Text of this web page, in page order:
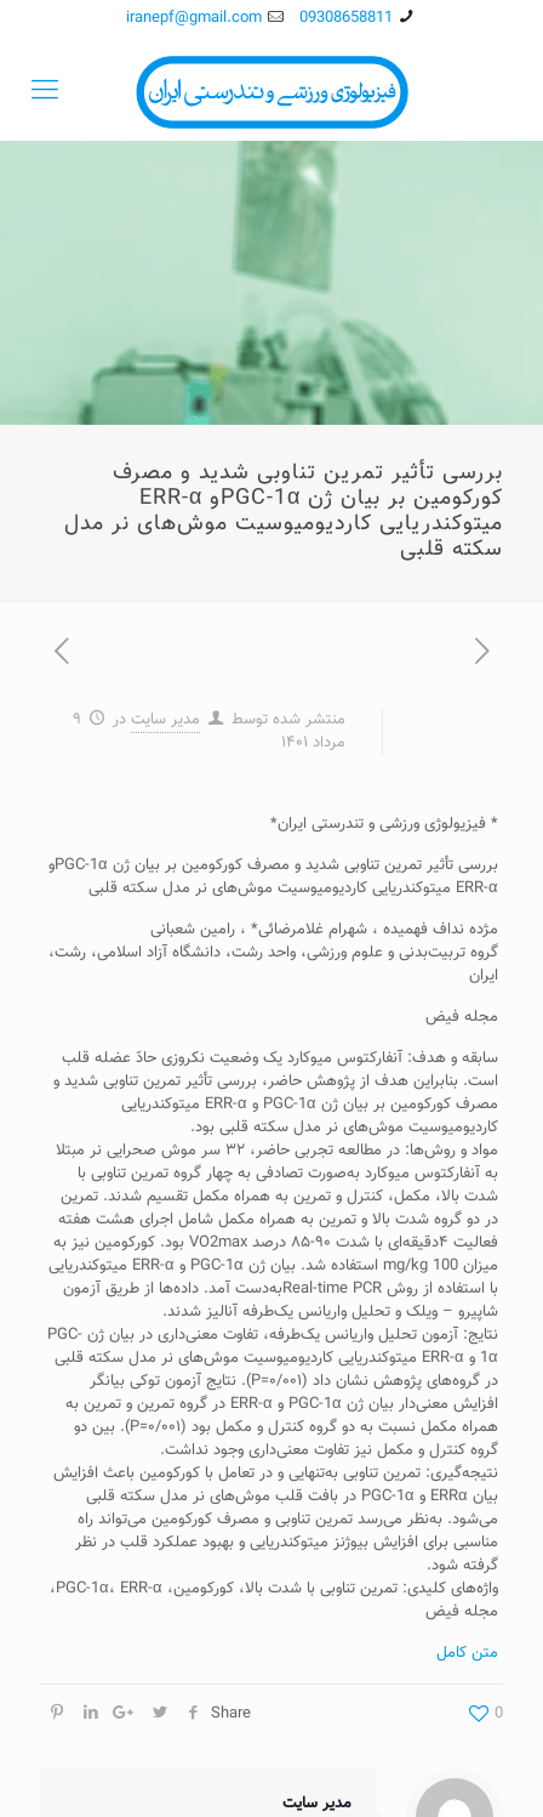
09308658811
iranepf@gmail.com
بررسی تأثیر تمرین تناوبی شدید و مصرف
کورکومین بر بیان ژن PGC-1αو ERR-α
میتوکندریایی کاردیومیوسیت‌ موش‌های نر مدل
سکته قلبی
منتشر شده توسط مدیر سایت در
۹
مرداد ۱۴۰۱
* فیزیولوژی ورزشی و تندرستی ایران*
بررسی تأثیر تمرین تناوبی شدید و مصرف کورکومین بر بیان ژن PGC-1αو
ERR-α میتوکندریایی کاردیومیوسیت‌ موش‌های نر مدل سکته قلبی
مژده نداف فهمیده ، شهرام غلامرضائی* ، رامین شعبانی
گروه تربیت‌بدنی و علوم ورزشی، واحد رشت، دانشگاه آزاد اسلامی، رشت،
ایران
مجله فیض
سابقه و هدف: آنفارکتوس میوکارد یک وضعیت نکروزی حادّ عضله قلب
است. بنابراین هدف از پژوهش حاضر، بررسی تأثیر تمرین تناوبی شدید و
مصرف کورکومین بر بیان ژن PGC-1α و ERR-α میتوکندریایی
کاردیومیوسیت‌ موش‌های نر مدل سکته قلبی بود.
مواد و روش‌ها: در مطالعه تجربی حاضر، ۳۲ سر موش صحرایی نر مبتلا
به آنفارکتوس میوکارد به‌صورت تصادفی به چهار گروه تمرین تناوبی با
شدت بالا، مکمل، کنترل و تمرین به همراه مکمل تقسیم شدند. تمرین
در دو گروه شدت بالا و تمرین به همراه مکمل شامل اجرای هشت هفته
فعالیت ۴دقیقه‌ای با شدت ۹۰-۸۵ درصد VO2max بود. کورکومین نیز به
میزان mg/kg 100 استفاده شد. بیان ژن PGC-1α و ERR-α میتوکندریایی
با استفاده از روش Real-time PCRبه‌دست آمد. ﺩﺍﺩﻩ‌ﻫﺎ از طریق ﺁﺯﻣﻮن
شاپیرو – ویلک و تحلیل واریانس یک‌طرفه ﺁﻧﺎﻟﻴﺰ ﺷﺪﻧﺪ.
نتایج: آزمون تحلیل واریانس یک‌طرفه، تفاوت معنی‌داری در بیان ژن PGC-
1α و ERR-α میتوکندریایی کاردیومیوسیت‌ موش‌های نر مدل سکته قلبی
در گروه‌های پژوهش نشان داد (۰/۰۰۱=P). نتایج آزمون توکی بیانگر
افزایش معنی‌دار بیان ژن PGC-1α و ERR-α در گروه تمرین و تمرین به
همراه مکمل نسبت به دو گروه کنترل و مکمل بود (۰/۰۰۱=P). بین دو
گروه کنترل و مکمل نیز تفاوت معنی‌داری وجود نداشت.
نتیجه‌گیری: تمرین تناوبی به‌تنهایی و در تعامل با کورکومین باعث افزایش
بیان ERRα و PGC-1α در بافت قلب موش‌های نر مدل سکته قلبی
می‌شود. به‌نظر می‌رسد تمرین تناوبی و مصرف کورکومین می‌تواند راه
مناسبی برای افزایش بیوژنز میتوکندریایی و بهبود عملکرد قلب در نظر
گرفته شود.
واژه‌های کلیدی: تمرین تناوبی با شدت بالا، کورکومین، PGC-1α، ERR-α،
مجله فیض
متن کامل
Share 0
مدیر سایت